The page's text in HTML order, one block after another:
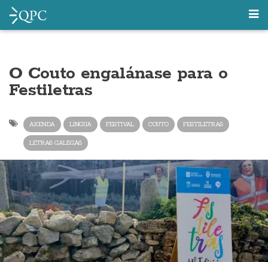
O Couto engalánase para o
Festiletras
AXENDA LINGUA FESTIVAL COUTO FESTILETRAS
LETRAS GALEGAS